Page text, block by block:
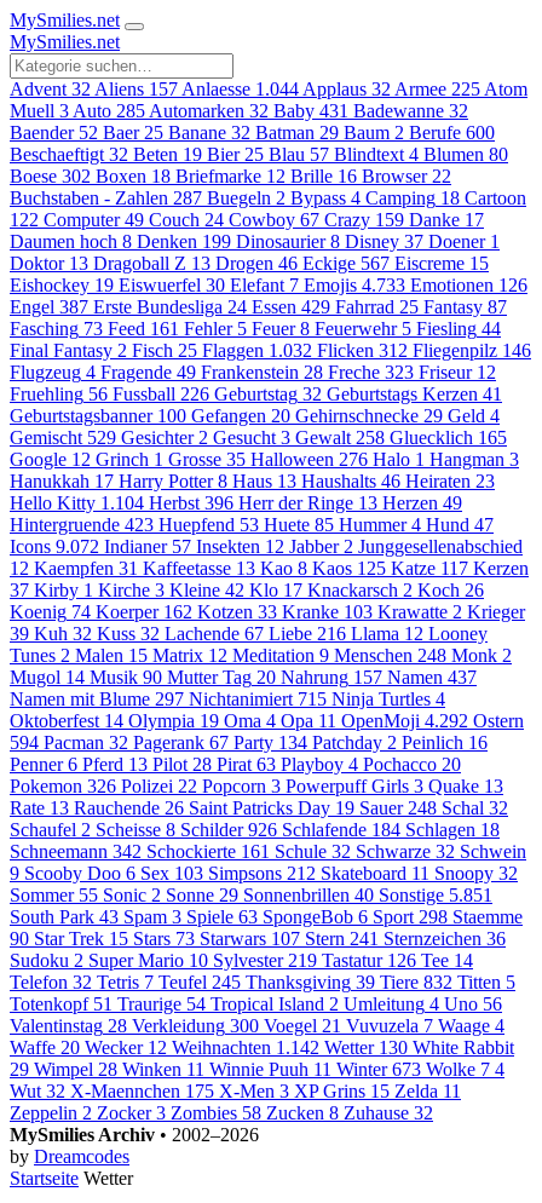
MySmilies.net
MySmilies.net
Advent 32 Aliens 157 Anlaesse 1.044 Applaus 32 Armee 225 Atom
Muell 3 Auto 285 Automarken 32 Baby 431 Badewanne 32
Baender 52 Baer 25 Banane 32 Batman 29 Baum 2 Berufe 600
Beschaeftigt 32 Beten 19 Bier 25 Blau 57 Blindtext 4 Blumen 80
Boese 302 Boxen 18 Briefmarke 12 Brille 16 Browser 22
Buchstaben - Zahlen 287 Buegeln 2 Bypass 4 Camping 18 Cartoon
122 Computer 49 Couch 24 Cowboy 67 Crazy 159 Danke 17
Daumen hoch 8 Denken 199 Dinosaurier 8 Disney 37 Doener 1
Doktor 13 Dragoball Z 13 Drogen 46 Eckige 567 Eiscreme 15
Eishockey 19 Eiswuerfel 30 Elefant 7 Emojis 4.733 Emotionen 126
Engel 387 Erste Bundesliga 24 Essen 429 Fahrrad 25 Fantasy 87
Fasching 73 Feed 161 Fehler 5 Feuer 8 Feuerwehr 5 Fiesling 44
Final Fantasy 2 Fisch 25 Flaggen 1.032 Flicken 312 Fliegenpilz 146
Flugzeug 4 Fragende 49 Frankenstein 28 Freche 323 Friseur 12
Fruehling 56 Fussball 226 Geburtstag 32 Geburtstags Kerzen 41
Geburtstagsbanner 100 Gefangen 20 Gehirnschnecke 29 Geld 4
Gemischt 529 Gesichter 2 Gesucht 3 Gewalt 258 Gluecklich 165
Google 12 Grinch 1 Grosse 35 Halloween 276 Halo 1 Hangman 3
Hanukkah 17 Harry Potter 8 Haus 13 Haushalts 46 Heiraten 23
Hello Kitty 1.104 Herbst 396 Herr der Ringe 13 Herzen 49
Hintergruende 423 Huepfend 53 Huete 85 Hummer 4 Hund 47
Icons 9.072 Indianer 57 Insekten 12 Jabber 2 Junggesellenabschied
12 Kaempfen 31 Kaffeetasse 13 Kao 8 Kaos 125 Katze 117 Kerzen
37 Kirby 1 Kirche 3 Kleine 42 Klo 17 Knackarsch 2 Koch 26
Koenig 74 Koerper 162 Kotzen 33 Kranke 103 Krawatte 2 Krieger
39 Kuh 32 Kuss 32 Lachende 67 Liebe 216 Llama 12 Looney
Tunes 2 Malen 15 Matrix 12 Meditation 9 Menschen 248 Monk 2
Mugol 14 Musik 90 Mutter Tag 20 Nahrung 157 Namen 437
Namen mit Blume 297 Nichtanimiert 715 Ninja Turtles 4
Oktoberfest 14 Olympia 19 Oma 4 Opa 11 OpenMoji 4.292 Ostern
594 Pacman 32 Pagerank 67 Party 134 Patchday 2 Peinlich 16
Penner 6 Pferd 13 Pilot 28 Pirat 63 Playboy 4 Pochacco 20
Pokemon 326 Polizei 22 Popcorn 3 Powerpuff Girls 3 Quake 13
Rate 13 Rauchende 26 Saint Patricks Day 19 Sauer 248 Schal 32
Schaufel 2 Scheisse 8 Schilder 926 Schlafende 184 Schlagen 18
Schneemann 342 Schockierte 161 Schule 32 Schwarze 32 Schwein
9 Scooby Doo 6 Sex 103 Simpsons 212 Skateboard 11 Snoopy 32
Sommer 55 Sonic 2 Sonne 29 Sonnenbrillen 40 Sonstige 5.851
South Park 43 Spam 3 Spiele 63 SpongeBob 6 Sport 298 Staemme
90 Star Trek 15 Stars 73 Starwars 107 Stern 241 Sternzeichen 36
Sudoku 2 Super Mario 10 Sylvester 219 Tastatur 126 Tee 14
Telefon 32 Tetris 7 Teufel 245 Thanksgiving 39 Tiere 832 Titten 5
Totenkopf 51 Traurige 54 Tropical Island 2 Umleitung 4 Uno 56
Valentinstag 28 Verkleidung 300 Voegel 21 Vuvuzela 7 Waage 4
Waffe 20 Wecker 12 Weihnachten 1.142 Wetter 130 White Rabbit
29 Wimpel 28 Winken 11 Winnie Puuh 11 Winter 673 Wolke 7 4
Wut 32 X-Maennchen 175 X-Men 3 XP Grins 15 Zelda 11
Zeppelin 2 Zocker 3 Zombies 58 Zucken 8 Zuhause 32
MySmilies Archiv • 2002–2026
by Dreamcodes
Startseite Wetter